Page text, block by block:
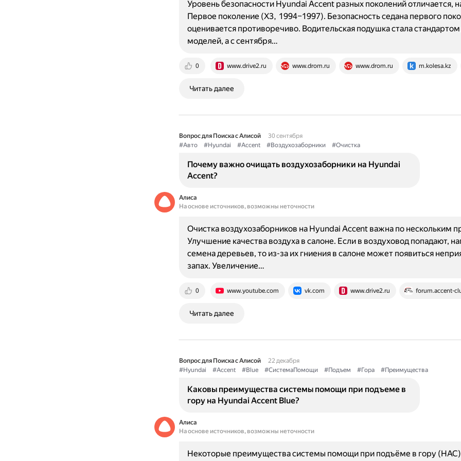
0 www.drive2.ru www.drom.ru www.drom.ru m.kolesa.kz
Уровень безопасности Hyundai Accent разных поколений отличается,
Первое поколение (X3, 1994–1997). Безопасность седана первого
оценивается противоречиво. Водительская подушка стала стандартом
моделей, а с сентября…
Читать далее
Вопрос для Поиска с Алисой
30 сентября
#Авто
#Hyundai #Accent #Воздухозаборники #Очистка
Почему важно очищать воздухозаборники на Hyundai
Accent?
Алиса
На основе источников, возможны неточности
0 www.youtube.com vk.com www.drive2.ru forum.accent-
Очистка воздухозаборников на Hyundai Accent важна по нескольким
Улучшение качества воздуха в салоне. Если в воздуховод попадают,
семена деревьев, то из-за их гниения в салоне может появиться
запах. Увеличение…
Читать далее
Вопрос для Поиска с Алисой
22 декабря
#Hyundai
#Accent #Blue #СистемаПомощи #Подъем #Гора #Преимущества
Каковы преимущества системы помощи при подъеме в
гору на Hyundai Accent Blue?
Алиса
На основе источников, возможны неточности
Некоторые преимущества системы помощи при подъёме в гору (НАС)